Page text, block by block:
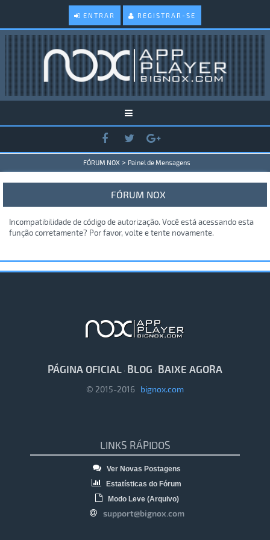
ENTRAR REGISTRAR-SE
FÓRUM NOX > Painel de Mensagens
FÓRUM NOX
Incompatibilidade de código de autorização. Você está acessando esta
função corretamente? Por favor, volte e tente novamente.
PÁGINA OFICIAL · BLOG · BAIXE AGORA
© 2015-2016 bignox.com
LINKS RÁPIDOS
Ver Novas Postagens
Estatísticas do Fórum
Modo Leve (Arquivo)
support@bignox.com